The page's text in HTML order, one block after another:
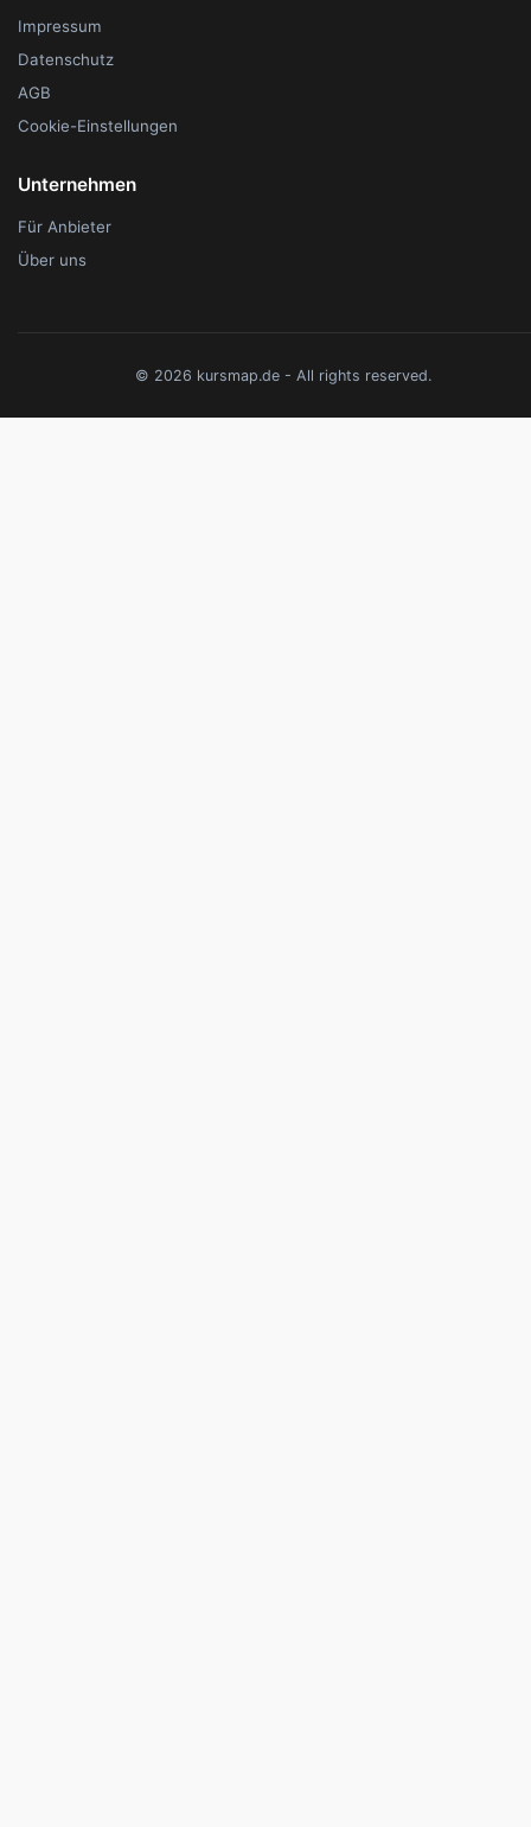
Impressum
Datenschutz
AGB
Cookie-Einstellungen
Unternehmen
Für Anbieter
Über uns
© 2026 kursmap.de - All rights reserved.